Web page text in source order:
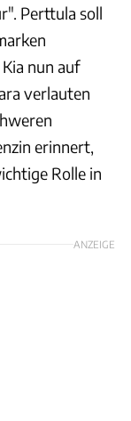
Perttula soll
nun auf
verlauten
erinnert,
Rolle in
ANZEIGE